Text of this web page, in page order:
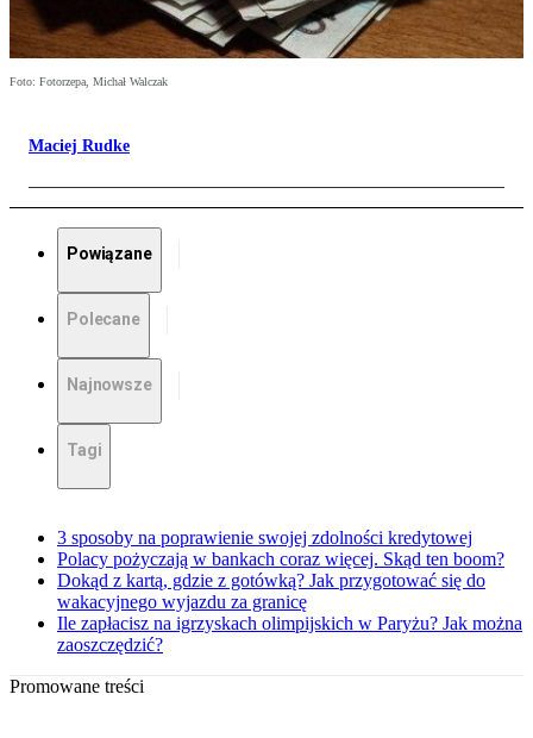
Foto: Fotorzepa, Michał Walczak
Maciej Rudke
Powiązane
Polecane
Najnowsze
Tagi
3 sposoby na poprawienie swojej zdolności kredytowej
Polacy pożyczają w bankach coraz więcej. Skąd ten boom?
Dokąd z kartą, gdzie z gotówką? Jak przygotować się do
wakacyjnego wyjazdu za granicę
Ile zapłacisz na igrzyskach olimpijskich w Paryżu? Jak można
zaoszczędzić?
Promowane treści